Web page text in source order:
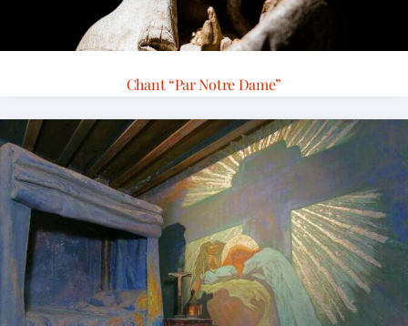
Chant “Par Notre Dame”